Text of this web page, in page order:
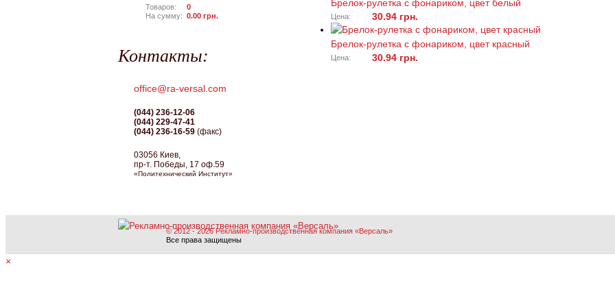
Товаров:
На сумму:
0
0.00 грн.
Контакты:
office@ra-versal.com
(044) 236-12-06
(044) 229-47-41
(044) 236-16-59 (факс)
03056 Киев,
пр-т. Победы, 17 оф.59
«Политехнический Институт»
Брелок-рулетка с фонариком, цвет белый
Цена: 30.94 грн.
Брелок-рулетка с фонариком, цвет красный
Цена: 30.94 грн.
© 2012 - 2026 Рекламно-производственная компания «Версаль»
Все права защищены
×